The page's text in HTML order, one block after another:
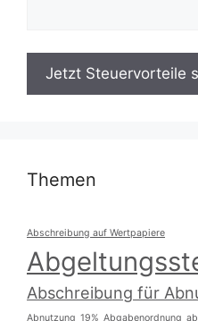
Themen
Abschreibung auf Wertpapiere
Abschreibung für
Abnutzung 19% Abgabenordnung